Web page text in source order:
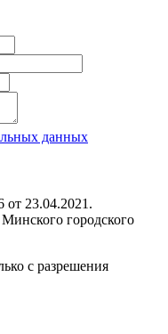
данных
от 23.04.2021.
городского
с разрешения